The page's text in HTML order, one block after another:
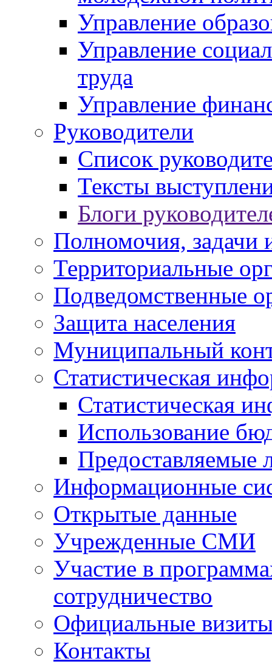
Управление
Управление
труда
Управление
Руководители
Список
Тексты
Блоги
Полномочия, задачи
Территориальные
Подведомственные
Защита населения
Муниципальный
Статистическая
Статистическая
Использование
Предоставляемые
Информационные
Открытые данные
Учрежденные СМИ
Участие в
сотрудничество
Официальные
Контакты